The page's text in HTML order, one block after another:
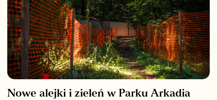
Nowe alejki i zieleń w Parku Arkadia